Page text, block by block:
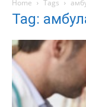
Home Tags
Tag: